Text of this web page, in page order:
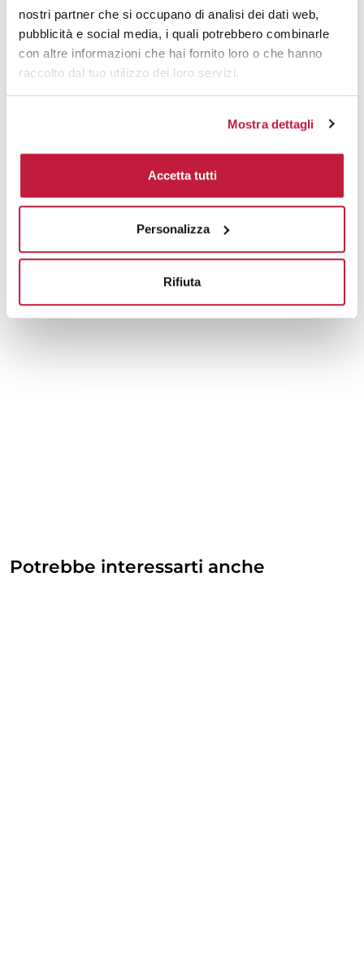
nostri partner che si occupano di analisi dei dati web,
pubblicità e social media, i quali potrebbero combinarle
con altre informazioni che hai fornito loro o che hanno
raccolto dal tuo utilizzo dei loro servizi.
Mostra dettagli
Accetta tutti
Personalizza
Rifiuta
Prodotti alternativi
Potrebbe interessarti anche